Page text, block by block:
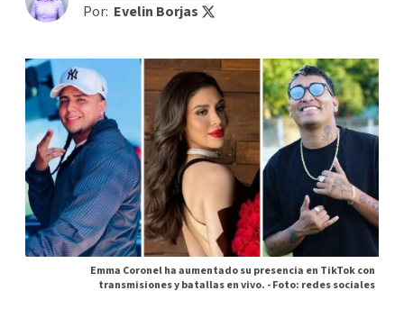
Por: Evelin Borjas
Emma Coronel ha aumentado su presencia en TikTok con
transmisiones y batallas en vivo. -Foto: redes sociales